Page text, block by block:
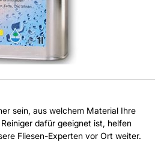
sein, aus welchem Material Ihre
dafür geeignet ist, helfen
Fliesen-Experten vor Ort weiter.